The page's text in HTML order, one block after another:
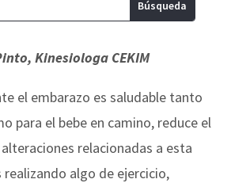
Kinesiologa CEKIM
el embarazo es saludable tanto
para el bebe en camino, reduce el
relacionadas a esta
realizando algo de ejercicio,